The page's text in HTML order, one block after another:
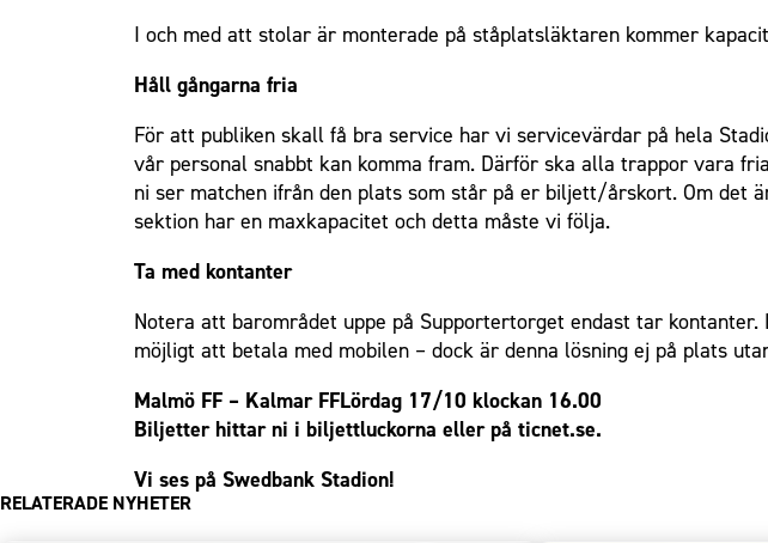
I och med att stolar är monterade på ståplatsläktaren kommer
Håll gångarna fria
För att publiken skall få bra service har vi servicevärdar på hela
vår personal snabbt kan komma fram. Därför ska alla trappor vara
ni ser matchen ifrån den plats som står på er biljett/årskort. Om det
sektion har en maxkapacitet och detta måste vi följa.
Ta med kontanter
Notera att barområdet uppe på Supportertorget endast tar
möjligt att betala med mobilen – dock är denna lösning ej på plats
Malmö FF – Kalmar FFLördag 17/10 klockan 16.00
Biljetter hittar ni i biljettluckorna eller på ticnet.se.
Vi ses på Swedbank Stadion!
RELATERADE NYHETER